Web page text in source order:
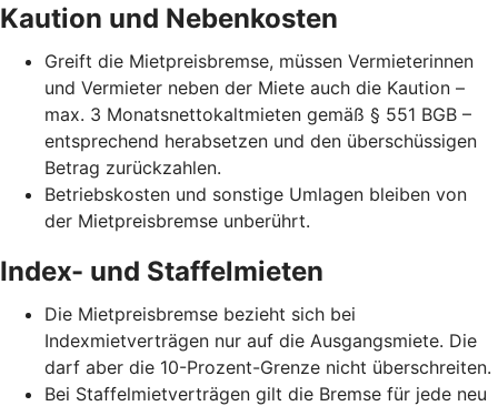
Kaution und Nebenkosten
Greift die Mietpreisbremse, müssen Vermieterinnen
und Vermieter neben der Miete auch die Kaution –
max. 3 Monatsnettokaltmieten gemäß § 551 BGB –
entsprechend herabsetzen und den überschüssigen
Betrag zurückzahlen.
Betriebskosten und sonstige Umlagen bleiben von
der Mietpreisbremse unberührt.
Index- und Staffelmieten
Die Mietpreisbremse bezieht sich bei
Indexmietverträgen nur auf die Ausgangsmiete. Die
darf aber die 10-Prozent-Grenze nicht überschreiten.
Bei Staffelmietverträgen gilt die Bremse für jede neu